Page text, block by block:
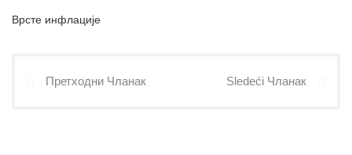
Врсте инфлације
Претходни Чланак Sledeći Чланак